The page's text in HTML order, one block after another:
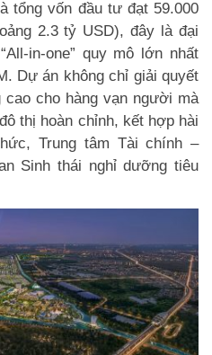
tổng vốn đầu tư đạt 59.000
2.3 tỷ USD), đây là đại
in-one” quy mô lớn nhất
Dự án không chỉ giải quyết
cho hàng vạn người mà
thị hoàn chỉnh, kết hợp hài
Trung tâm Tài chính –
Sinh thái nghỉ dưỡng tiêu